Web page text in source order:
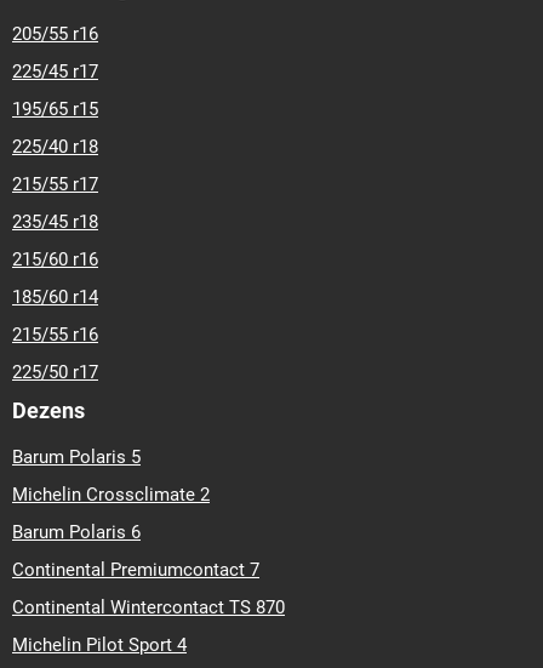
205/55 r16
225/45 r17
195/65 r15
225/40 r18
215/55 r17
235/45 r18
215/60 r16
185/60 r14
215/55 r16
225/50 r17
Dezens
Barum Polaris 5
Michelin Crossclimate 2
Barum Polaris 6
Continental Premiumcontact 7
Continental Wintercontact TS 870
Michelin Pilot Sport 4